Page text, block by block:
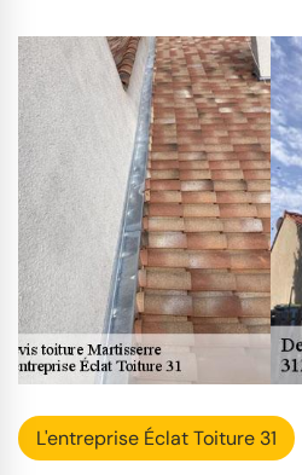
L'entreprise Éclat Toiture 31